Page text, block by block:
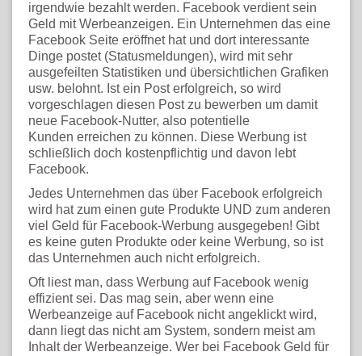
irgendwie bezahlt werden. Facebook verdient sein
Geld mit Werbeanzeigen. Ein Unternehmen das eine
Facebook Seite eröffnet hat und dort interessante
Dinge postet (Statusmeldungen), wird mit sehr
ausgefeilten Statistiken und übersichtlichen Grafiken
usw. belohnt. Ist ein Post erfolgreich, so wird
vorgeschlagen diesen Post zu bewerben um damit
neue Facebook-Nutter, also potentielle
Kunden erreichen zu können. Diese Werbung ist
schließlich doch kostenpflichtig und davon lebt
Facebook.
Jedes Unternehmen das über Facebook erfolgreich
wird hat zum einen gute Produkte UND zum anderen
viel Geld für Facebook-Werbung ausgegeben! Gibt
es keine guten Produkte oder keine Werbung, so ist
das Unternehmen auch nicht erfolgreich.
Oft liest man, dass Werbung auf Facebook wenig
effizient sei. Das mag sein, aber wenn eine
Werbeanzeige auf Facebook nicht angeklickt wird,
dann liegt das nicht am System, sondern meist am
Inhalt der Werbeanzeige. Wer bei Facebook Geld für